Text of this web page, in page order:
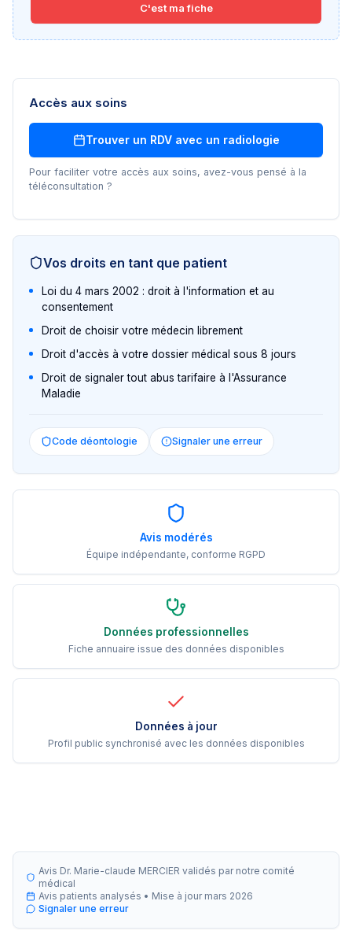
C'est ma fiche
Accès aux soins
Trouver un RDV avec un radiologie
Pour faciliter votre accès aux soins, avez-vous pensé à la
téléconsultation ?
Vos droits en tant que patient
Loi du 4 mars 2002 : droit à l'information et au
consentement
Droit de choisir votre médecin librement
Droit d'accès à votre dossier médical sous 8 jours
Droit de signaler tout abus tarifaire à l'Assurance
Maladie
Code déontologie Signaler une erreur
Avis modérés
Équipe indépendante, conforme RGPD
Données professionnelles
Fiche annuaire issue des données disponibles
Données à jour
Profil public synchronisé avec les données disponibles
Avis Dr. Marie-claude MERCIER validés par notre comité
médical
Avis patients analysés • Mise à jour mars 2026
Signaler une erreur